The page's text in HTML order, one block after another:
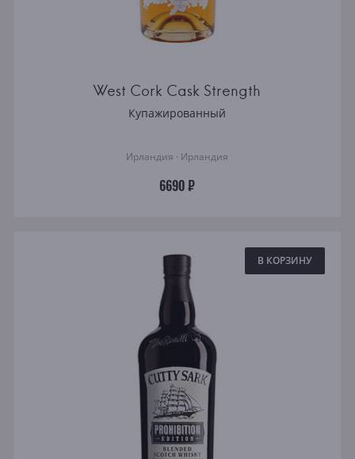
West Cork Cask Strength
Купажированный
Ирландия · Ирландия
6690 ₽
В КОРЗИНУ